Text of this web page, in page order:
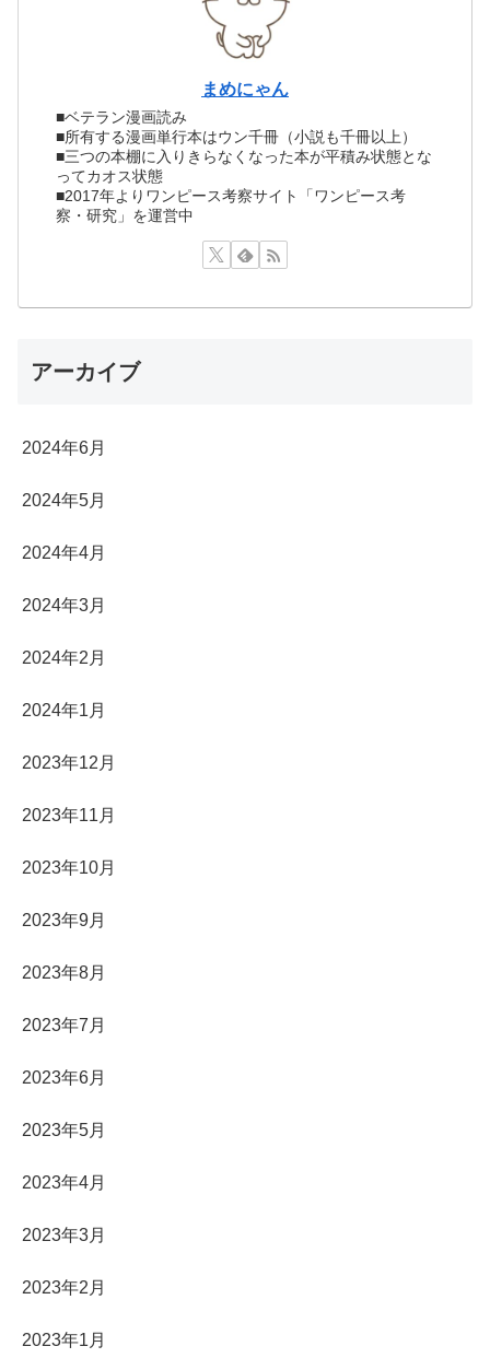
まめにゃん
■ベテラン漫画読み
■所有する漫画単行本はウン千冊（小説も千冊以上）
■三つの本棚に入りきらなくなった本が平積み状態とな
ってカオス状態
■2017年よりワンピース考察サイト「ワンピース考
察・研究」を運営中
アーカイブ
2024年6月
2024年5月
2024年4月
2024年3月
2024年2月
2024年1月
2023年12月
2023年11月
2023年10月
2023年9月
2023年8月
2023年7月
2023年6月
2023年5月
2023年4月
2023年3月
2023年2月
2023年1月